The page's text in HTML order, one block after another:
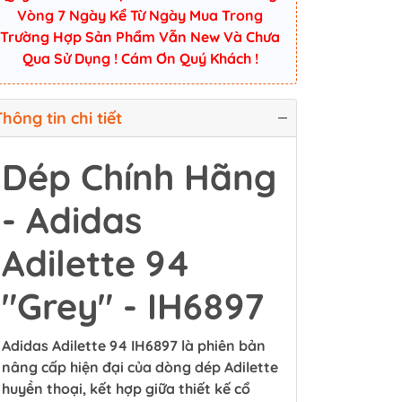
Vòng 7 Ngày Kể Từ Ngày Mua Trong
Trường Hợp Sản Phẩm Vẫn New Và Chưa
Qua Sử Dụng ! Cám Ơn Quý Khách !
tin chi tiết
Dép Chính Hãng
- Adidas
Adilette 94
"Grey" - IH6897
Adidas Adilette 94 IH6897 là phiên bản
nâng cấp hiện đại của dòng dép Adilette
huyền thoại, kết hợp giữa thiết kế cổ